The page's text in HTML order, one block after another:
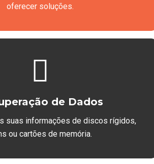
oferecer soluções.
de Dados
suas informações de discos rígidos,
ou cartões de memória.